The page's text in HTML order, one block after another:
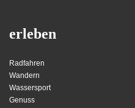
erleben
Radfahren
Wandern
Wassersport
Genuss